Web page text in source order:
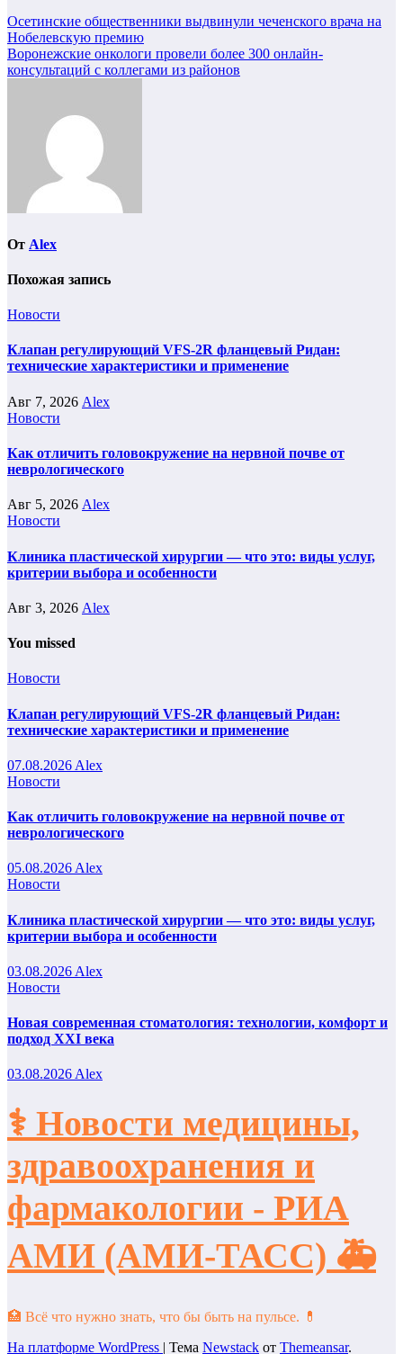
Навигация
по
записям
Осетинские общественники выдвинули чеченского врача на
Нобелевскую премию
Воронежские онкологи провели более 300 онлайн-
консультаций с коллегами из районов
От Alex
Похожая запись
Новости
Клапан регулирующий VFS-2R фланцевый Ридан:
технические характеристики и применение
Авг 7, 2026 Alex
Новости
Как отличить головокружение на нервной почве от
неврологического
Авг 5, 2026 Alex
Новости
Клиника пластической хирургии — что это: виды услуг,
критерии выбора и особенности
Авг 3, 2026 Alex
You missed
Новости
Клапан регулирующий VFS-2R фланцевый Ридан:
технические характеристики и применение
07.08.2026 Alex
Новости
Как отличить головокружение на нервной почве от
неврологического
05.08.2026 Alex
Новости
Клиника пластической хирургии — что это: виды услуг,
критерии выбора и особенности
03.08.2026 Alex
Новости
Новая современная стоматология: технологии, комфорт и
подход XXI века
03.08.2026Alex
⚕️ Новости медицины,
здравоохранения и
фармакологии - РИА
АМИ (АМИ-ТАСС) 🚑
🏥 Всё что нужно знать, что бы быть на пульсе. 💊
На платформе WordPress | Тема Newstack от Themeansar.